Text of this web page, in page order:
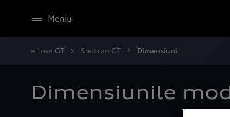
Meniu
e-tron GT S e-tron GT Dimensiuni
Dimensiunile